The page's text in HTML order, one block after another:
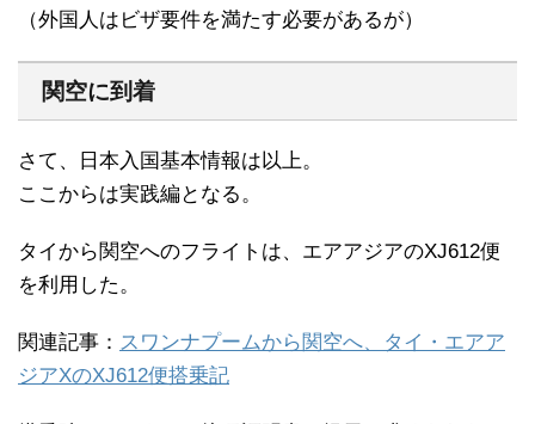
（外国人はビザ要件を満たす必要があるが）
関空に到着
さて、日本入国基本情報は以上。
ここからは実践編となる。
タイから関空へのフライトは、エアアジアのXJ612便
を利用した。
関連記事： スワンナプームから関空へ、タイ・エアア
ジアXのXJ612便搭乗記